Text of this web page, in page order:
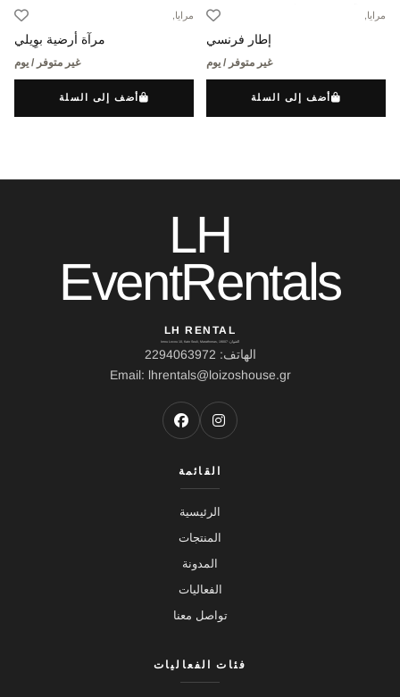
مرايا,
إطار فرنسي
غير متوفر / يوم
أضف إلى السلة
مرايا,
مرآة أرضية بوِيلي
غير متوفر / يوم
أضف إلى السلة
LH
EventRentals
LH RENTAL
العنوان: Ierou Loxou 10, Kato Souli, Marathonas, 19007
الهاتف: 2294063972
Email: lhrentals@loizoshouse.gr
القائمة
الرئيسية
المنتجات
المدونة
الفعاليات
تواصل معنا
فئات الفعاليات